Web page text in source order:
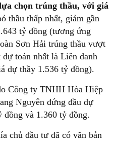
chọn trúng thầu, với giá
thầu thấp nhất, giảm gần
tỷ đồng (tương ứng
Sơn Hải trúng thầu vượt
dự toán nhất là Liên danh
dự thầy 1.536 tỷ đồng).
Công ty TNHH Hòa Hiệp
Nguyên đứng đầu dự
và 1.360 tỷ đồng.
chủ đầu tư đã có văn bản